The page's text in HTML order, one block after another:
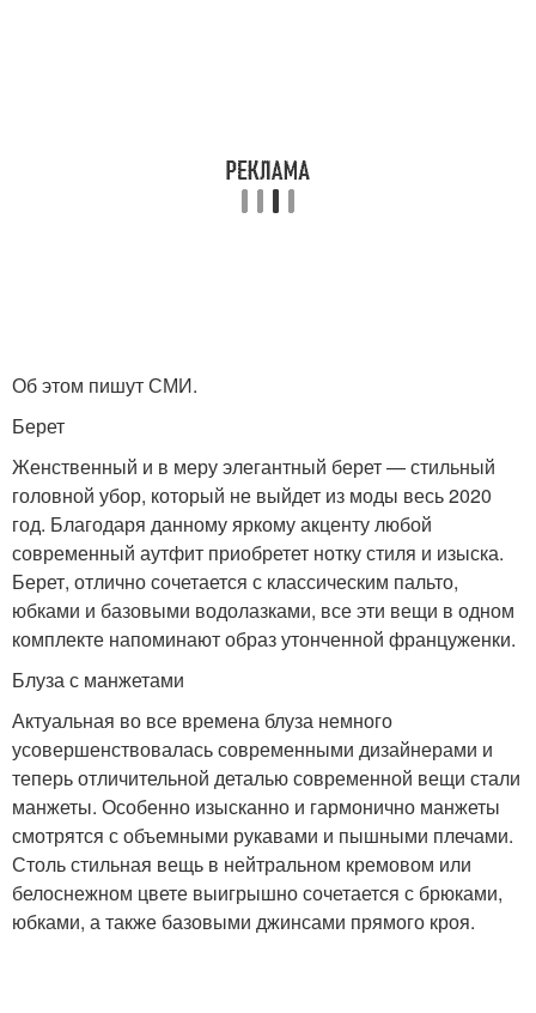
Об этом пишут СМИ.
Берет
Женственный и в меру элегантный берет — стильный
головной убор, который не выйдет из моды весь 2020
год. Благодаря данному яркому акценту любой
современный аутфит приобретет нотку стиля и изыска.
Берет, отлично сочетается с классическим пальто,
юбками и базовыми водолазками, все эти вещи в одном
комплекте напоминают образ утонченной француженки.
Блуза с манжетами
Актуальная во все времена блуза немного
усовершенствовалась современными дизайнерами и
теперь отличительной деталью современной вещи стали
манжеты. Особенно изысканно и гармонично манжеты
смотрятся с объемными рукавами и пышными плечами.
Столь стильная вещь в нейтральном кремовом или
белоснежном цвете выигрышно сочетается с брюками,
юбками, а также базовыми джинсами прямого кроя.